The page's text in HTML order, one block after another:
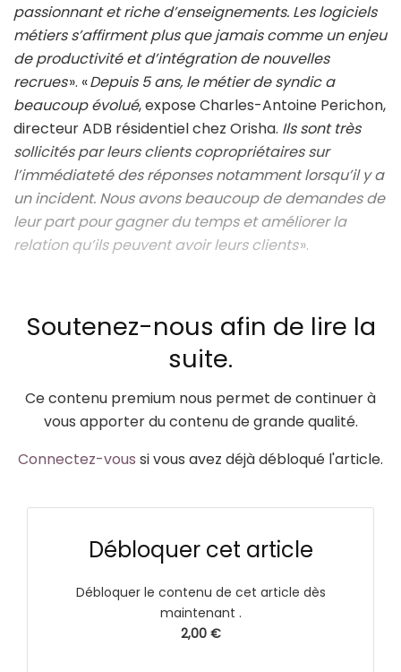
passionnant et riche d’enseignements. Les logiciels
métiers s’affirment plus que jamais comme un enjeu
de productivité et d’intégration de nouvelles
recrues». «Depuis 5 ans, le métier de syndic a
beaucoup évolué, expose Charles-Antoine Perichon,
directeur ADB résidentiel chez Orisha. Ils sont très
sollicités par leurs clients copropriétaires sur
l’immédiateté des réponses notamment lorsqu’il y a
un incident. Nous avons beaucoup de demandes de
leur part pour gagner du temps et améliorer la
relation qu’ils peuvent avoir leurs clients».
Soutenez-nous afin de lire la
suite.
Ce contenu premium nous permet de continuer à
vous apporter du contenu de grande qualité.
Connectez-vous si vous avez déjà débloqué l'article.
Débloquer cet article
Débloquer le contenu de cet article dès
maintenant .
2,00 €